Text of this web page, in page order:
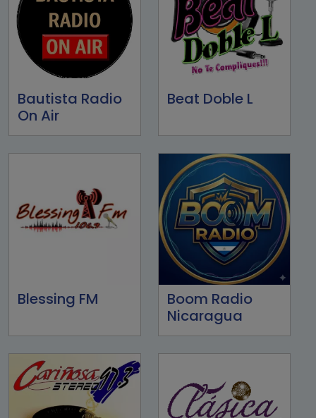
Bautista Radio
On Air
Beat Doble L
Blessing FM
Boom Radio
Nicaragua